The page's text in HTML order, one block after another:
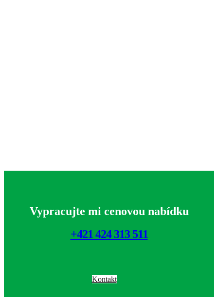
Vypracujte mi cenovou nabídku
+421 424 313 511
Kontakt